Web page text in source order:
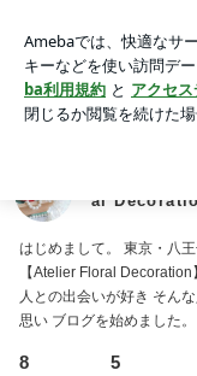
アプリをダウンロー
ょう。
al
はじめまして。 東京・八
【Atelier Floral
人との出会いが好き そん
思い ブログを始めました。
8 5